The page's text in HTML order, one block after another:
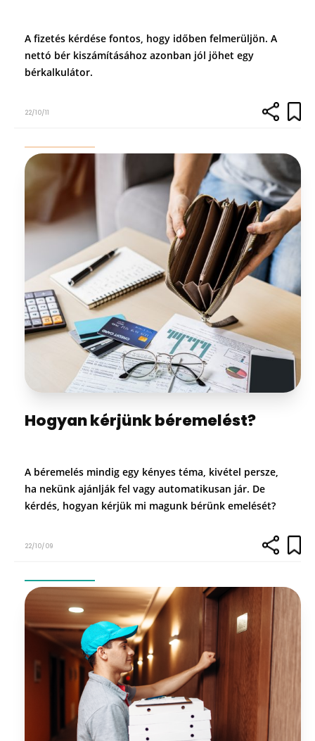
A fizetés kérdése fontos, hogy időben felmerüljön. A
nettó bér kiszámításához azonban jól jöhet egy
bérkalkulátor.
22/10/11
Hogyan kérjünk béremelést?
A béremelés mindig egy kényes téma, kivétel persze,
ha nekünk ajánlják fel vagy automatikusan jár. De
kérdés, hogyan kérjük mi magunk bérünk emelését?
22/10/09